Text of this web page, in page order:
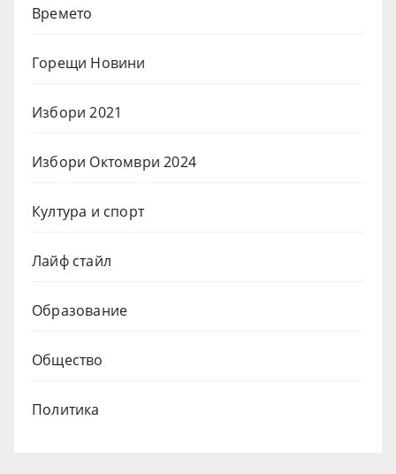
Времето
Горещи Новини
Избори 2021
Избори Октомври 2024
Култура и спорт
Лайф стайл
Образование
Общество
Политика